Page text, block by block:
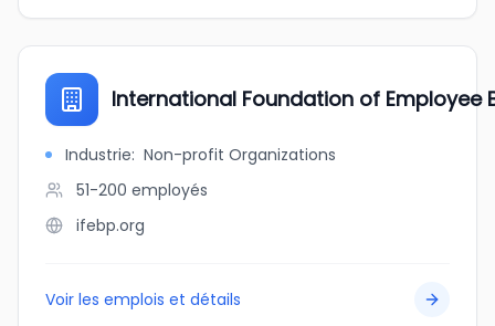
International Foundation of Employee
Industrie: Non-profit Organizations
51-200 employés
ifebp.org
Voir les emplois et détails